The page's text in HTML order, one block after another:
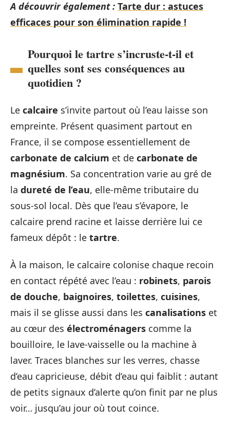
A découvrir également : Tarte dur : astuces
efficaces pour son élimination rapide !
Pourquoi le tartre s’incruste-t-il et
quelles sont ses conséquences au
quotidien ?
Le calcaire s’invite partout où l’eau laisse son
empreinte. Présent quasiment partout en
France, il se compose essentiellement de
carbonate de calcium et de carbonate de
magnésium. Sa concentration varie au gré de
la dureté de l’eau, elle-même tributaire du
sous-sol local. Dès que l’eau s’évapore, le
calcaire prend racine et laisse derrière lui ce
fameux dépôt : le tartre.
À la maison, le calcaire colonise chaque recoin
en contact répété avec l’eau : robinets, parois
de douche, baignoires, toilettes, cuisines,
mais il se glisse aussi dans les canalisations et
au cœur des électroménagers comme la
bouilloire, le lave-vaisselle ou la machine à
laver. Traces blanches sur les verres, chasse
d’eau capricieuse, débit d’eau qui faiblit : autant
de petits signaux d’alerte qu’on finit par ne plus
voir… jusqu’au jour où tout coince.